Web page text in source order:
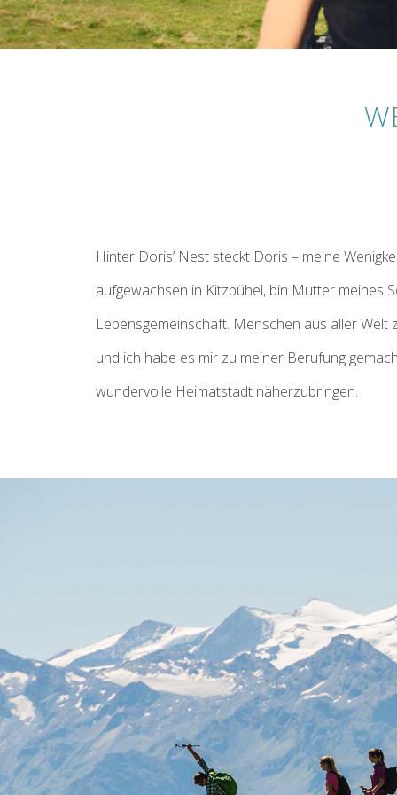
Hinter Doris’ Nest steckt Doris – meine
aufgewachsen in Kitzbühel, bin Mutter meines
Lebensgemeinschaft. Menschen aus aller Welt
und ich habe es mir zu meiner Berufung
wundervolle Heimatstadt näherzubringen.